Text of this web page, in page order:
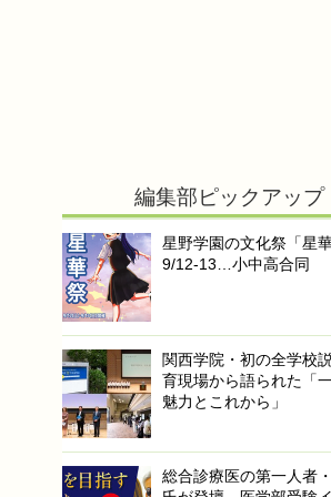
編集部ピックアップ
星野学園の文化祭「星華
9/12-13…小中高合同
関西学院・初の全学校
育現場から語られた「
魅力とこれから」
総合診療医の第一人者